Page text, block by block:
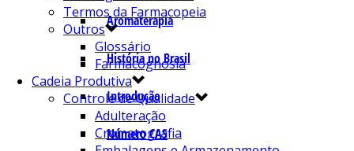
Aromaterapia
História no Brasil
Introdução
Número CAS
Termos da Farmacopeia
Outros
Glossário
Farmacognosia
Cadeia Produtiva
Controle de Qualidade
Adulteração
Cromatografia